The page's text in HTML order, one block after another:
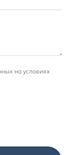
на условиях